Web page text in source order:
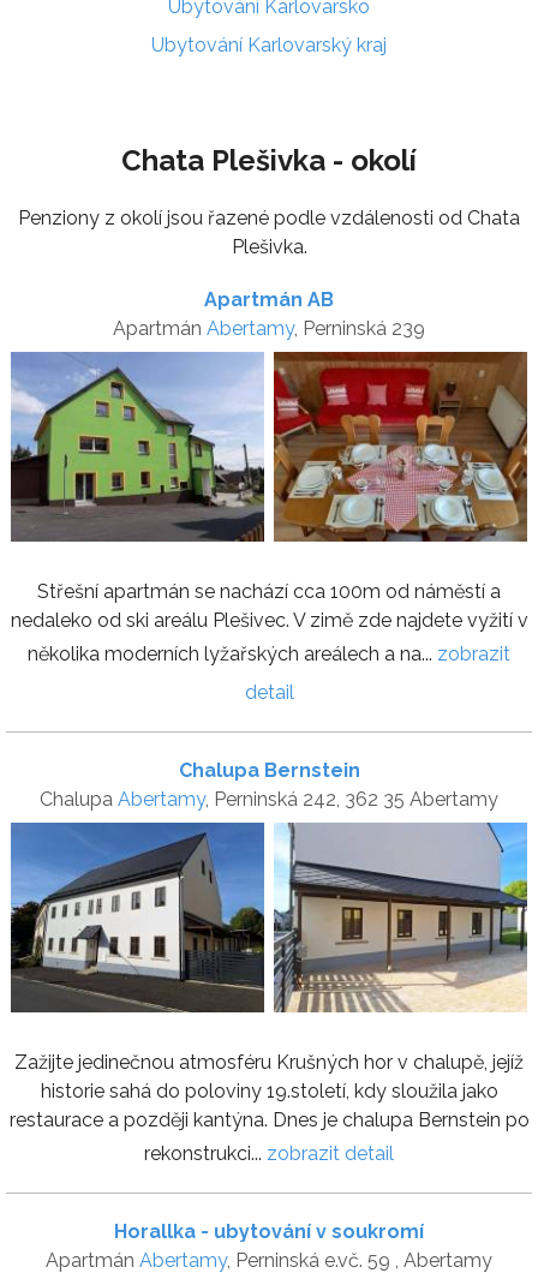
Ubytování Karlovarsko
Ubytování Karlovarský kraj
Chata Plešivka - okolí
Penziony z okolí jsou řazené podle vzdálenosti od Chata
Plešivka.
Apartmán AB
Apartmán Abertamy, Perninská 239
Střešní apartmán se nachází cca 100m od náměstí a
nedaleko od ski areálu Plešivec. V zimě zde najdete vyžití v
několika moderních lyžařských areálech a na... zobrazit
detail
Chalupa Bernstein
Chalupa Abertamy, Perninská 242, 362 35 Abertamy
Zažijte jedinečnou atmosféru Krušných hor v chalupě, jejíž
historie sahá do poloviny 19.století, kdy sloužila jako
restaurace a později kantýna. Dnes je chalupa Bernstein po
rekonstrukci... zobrazit detail
Horallka - ubytování v soukromí
Apartmán Abertamy, Perninská e.vč. 59 , Abertamy